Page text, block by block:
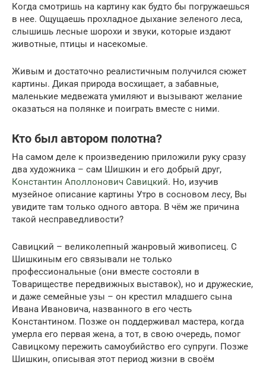
Когда смотришь на картину как будто бы погружаешься
в нее. Ощущаешь прохладное дыхание зеленого леса,
слышишь лесные шорохи и звуки, которые издают
животные, птицы и насекомые.
Живым и достаточно реалистичным получился сюжет
картины. Дикая природа восхищает, а забавные,
маленькие медвежата умиляют и вызывают желание
оказаться на полянке и поиграть вместе с ними.
Кто был автором полотна?
На самом деле к произведению приложили руку сразу
два художника – сам Шишкин и его добрый друг,
Константин Аполлонович Савицкий. Но, изучив
музейное описание картины Утро в сосновом лесу, Вы
увидите там только одного автора. В чём же причина
такой несправедливости?
Савицкий – великолепный жанровый живописец. С
Шишкиным его связывали не только
профессиональные (они вместе состояли в
Товариществе передвижных выставок), но и дружеские,
и даже семейные узы – он крестил младшего сына
Ивана Ивановича, названного в его честь
Константином. Позже он поддерживал мастера, когда
умерла его первая жена, а тот, в свою очередь, помог
Савицкому пережить самоубийство его супруги. Позже
Шишкин, описывая этот период жизни в своём